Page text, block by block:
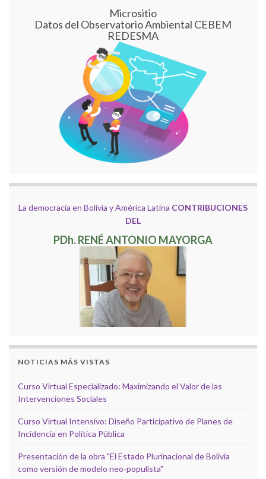
Micrositio
Datos del Observatorio Ambiental CEBEM
REDESMA
La democracia en Bolivia y América Latina CONTRIBUCIONES
DEL
PDh. RENÉ ANTONIO MAYORGA
NOTICIAS MÁS VISTAS
Curso Virtual Especializado: Maximizando el Valor de las
Intervenciones Sociales
Curso Virtual Intensivo: Diseño Participativo de Planes de
Incidencia en Política Pública
Presentación de la obra "El Estado Plurinacional de Bolivia
como versión de modelo neo-populista"